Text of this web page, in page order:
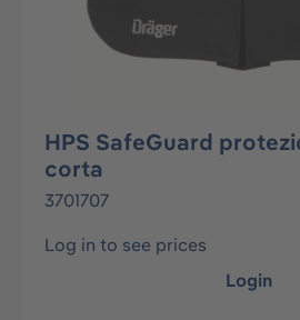
HPS SafeGuard
corta
3701707
Log in to see prices
Login